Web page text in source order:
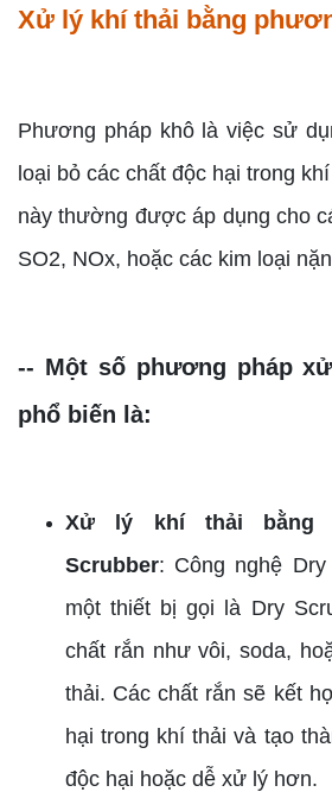
Xử lý khí thải bằng
Phương pháp khô là việc sử
loại bỏ các chất độc hại trong
này thường được áp dụng cho
SO2, NOx, hoặc các kim loại
-- Một số phương pháp
phổ biến là:
Xử lý khí thải bằng
Scrubber: Công nghệ
một thiết bị gọi là Dry
chất rắn như vôi, soda,
thải. Các chất rắn sẽ kết
hại trong khí thải và tạo
độc hại hoặc dễ xử lý hơn.